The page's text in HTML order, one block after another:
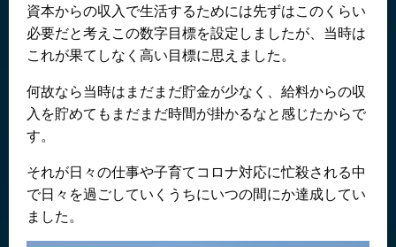
資本からの収入で生活するためには先ずはこのくらい
必要だと考えこの数字目標を設定しましたが、当時は
これが果てしなく高い目標に思えました。
何故なら当時はまだまだ貯金が少なく、給料からの収
入を貯めてもまだまだ時間が掛かるなと感じたからで
す。
それが日々の仕事や子育てコロナ対応に忙殺される中
で日々を過ごしていくうちにいつの間にか達成してい
ました。